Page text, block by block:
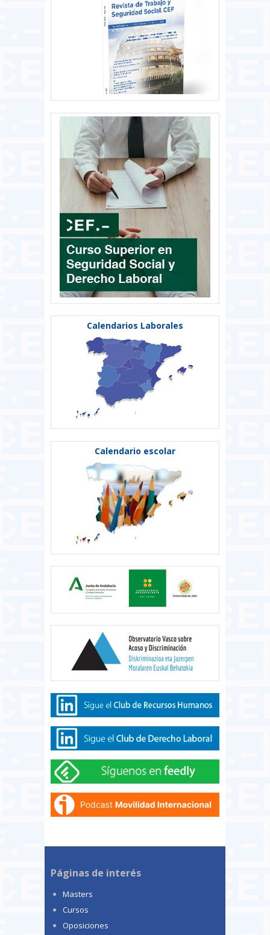
Calendarios Laborales
Calendario escolar
Páginas de interés
Masters
Cursos
Oposiciones